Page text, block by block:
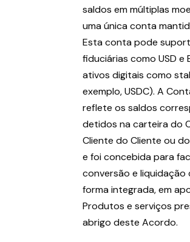
saldos em múltiplas
uma única conta
Esta conta pode
fiduciárias como USD e
ativos digitais como
exemplo, USDC). A
reflete os saldos
detidos na carteira do
Cliente do Cliente ou
e foi concebida para
conversão e liquidação
forma integrada, em
Produtos e serviços
abrigo deste Acordo.